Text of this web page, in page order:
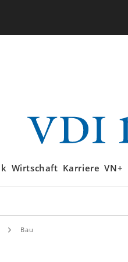
Wirtschaft Karriere VN+
Bau